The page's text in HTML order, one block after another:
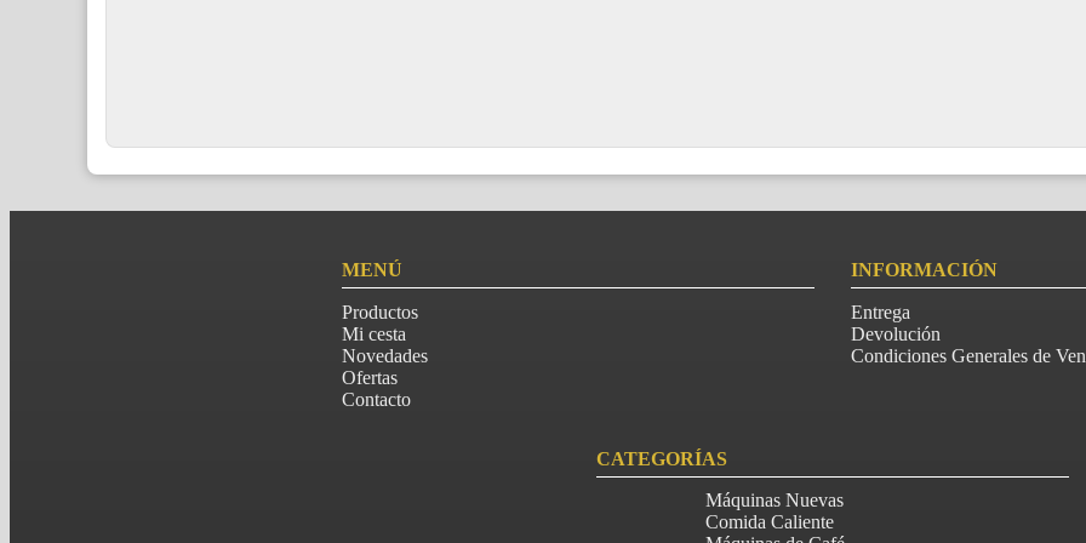
MENÚ
Productos
Mi cesta
Novedades
Ofertas
Contacto
INFORMACIÓN
Entrega
Devolución
Condiciones Generales de
CATEGORÍAS
Máquinas Nuevas
Comida Caliente